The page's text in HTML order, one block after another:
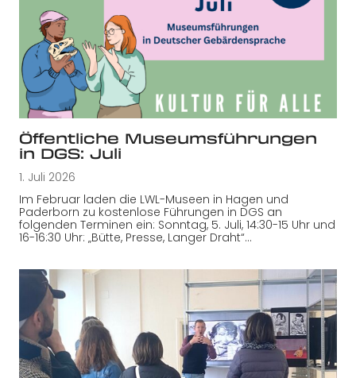
Öffentliche Museumsführungen
in DGS: Juli
1. Juli 2026
Im Februar laden die LWL-Museen in Hagen und
Paderborn zu kostenlose Führungen in DGS an
folgenden Terminen ein: Sonntag, 5. Juli, 14:30-15 Uhr und
16-16:30 Uhr: „Bütte, Presse, Langer Draht“…